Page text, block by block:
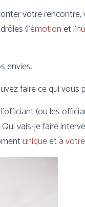
votre
(l’émotionet l’
envies.
faire ce qui vous
(ou les
vais-je faire
uniqueet à